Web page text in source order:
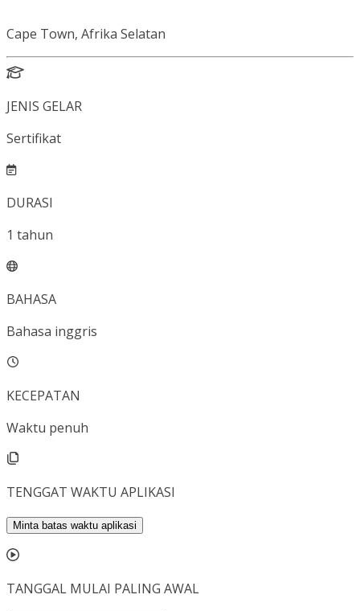
Cape Town, Afrika Selatan
JENIS GELAR
Sertifikat
DURASI
1 tahun
BAHASA
Bahasa inggris
KECEPATAN
Waktu penuh
TENGGAT WAKTU APLIKASI
Minta batas waktu aplikasi
TANGGAL MULAI PALING AWAL